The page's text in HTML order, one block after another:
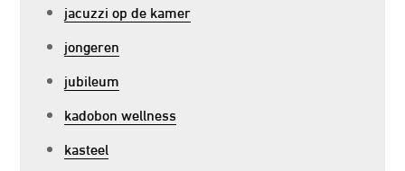
jacuzzi op de kamer
jongeren
jubileum
kadobon wellness
kasteel